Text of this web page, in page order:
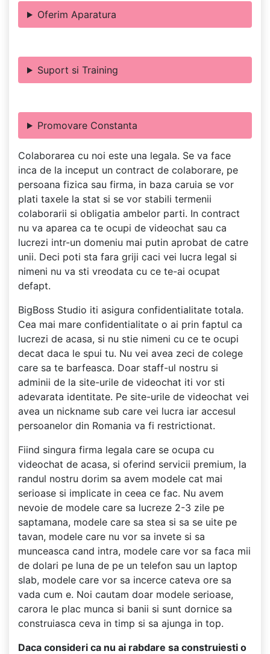
Oferim Aparatura
Suport si Training
Promovare Constanta
Colaborarea cu noi este una legala. Se va face
inca de la inceput un contract de colaborare, pe
persoana fizica sau firma, in baza caruia se vor
plati taxele la stat si se vor stabili termenii
colaborarii si obligatia ambelor parti. In contract
nu va aparea ca te ocupi de videochat sau ca
lucrezi intr-un domeniu mai putin aprobat de catre
unii. Deci poti sta fara griji caci vei lucra legal si
nimeni nu va sti vreodata cu ce te-ai ocupat
defapt.
BigBoss Studio iti asigura confidentialitate totala.
Cea mai mare confidentialitate o ai prin faptul ca
lucrezi de acasa, si nu stie nimeni cu ce te ocupi
decat daca le spui tu. Nu vei avea zeci de colege
care sa te barfeasca. Doar staff-ul nostru si
adminii de la site-urile de videochat iti vor sti
adevarata identitate. Pe site-urile de videochat vei
avea un nickname sub care vei lucra iar accesul
persoanelor din Romania va fi restrictionat.
Fiind singura firma legala care se ocupa cu
videochat de acasa, si oferind servicii premium, la
randul nostru dorim sa avem modele cat mai
serioase si implicate in ceea ce fac. Nu avem
nevoie de modele care sa lucreze 2-3 zile pe
saptamana, modele care sa stea si sa se uite pe
tavan, modele care nu vor sa invete si sa
munceasca cand intra, modele care vor sa faca mii
de dolari pe luna de pe un telefon sau un laptop
slab, modele care vor sa incerce cateva ore sa
vada cum e. Noi cautam doar modele serioase,
carora le plac munca si banii si sunt dornice sa
construiasca ceva in timp si sa ajunga in top.
Daca consideri ca nu ai rabdare sa construiesti o